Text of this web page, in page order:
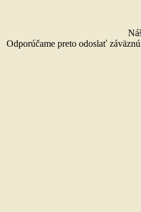
Odporúčame preto odoslať